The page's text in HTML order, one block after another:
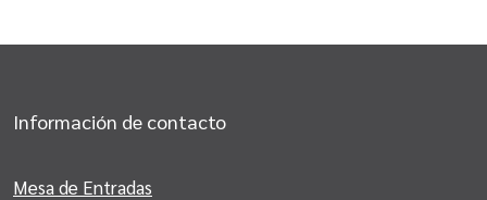
Información de contacto
Mesa de Entradas